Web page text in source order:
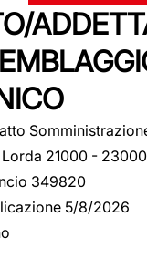
21000 -
349820
5/8/2026